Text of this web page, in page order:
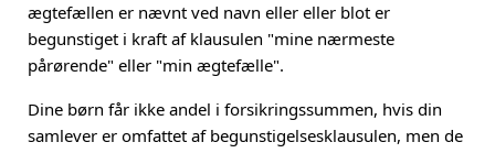
ægtefællen er nævnt ved navn eller eller blot er
begunstiget i kraft af klausulen "mine nærmeste
pårørende" eller "min ægtefælle".
Dine børn får ikke andel i forsikringssummen, hvis din
samlever er omfattet af begunstigelsesklausulen, men de